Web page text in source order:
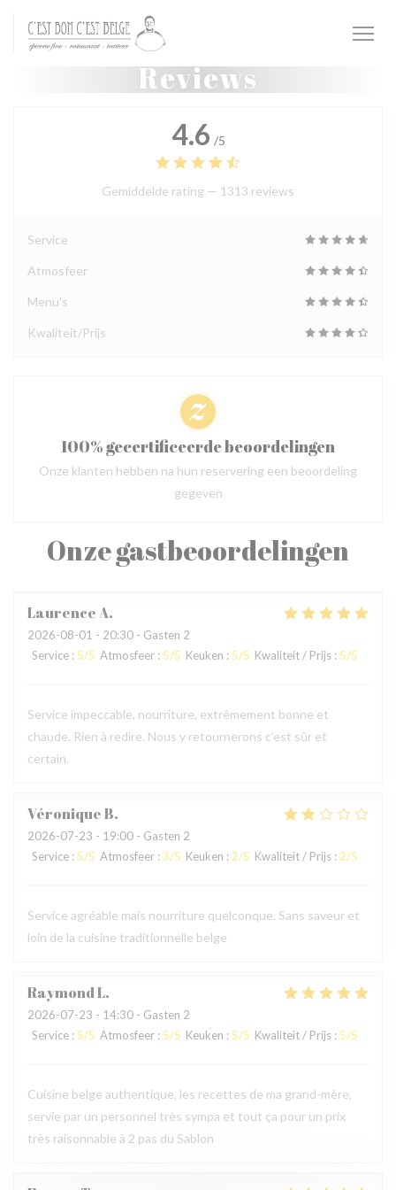
Reviews
Onze gastbeoordelingen
LaurenceA
2026-08-01 - 20:30 - Gasten 2
Service : 5/5 Atmosfeer : 5/5 Keuken : 5/5 Kwaliteit / Prijs : 5/5
Service impeccable, nourriture, extrêmement bonne et
chaude. Rien à redire. Nous y retournerons c’est sûr et
certain.
VéroniqueB
2026-07-23 - 19:00 - Gasten 2
Service : 5/5 Atmosfeer : 3/5 Keuken : 2/5 Kwaliteit / Prijs : 2/5
Service agréable mais nourriture quelconque. Sans saveur et
loin de la cuisine traditionnelle belge
RaymondL
2026-07-23 - 14:30 - Gasten 2
Service : 5/5 Atmosfeer : 5/5 Keuken : 5/5 Kwaliteit / Prijs : 5/5
Cuisine belge authentique, les recettes de ma grand-mère,
servie par un personnel très sympa et tout ça pour un prix
très raisonnable à 2 pas du Sablon
4.6 /5
Gemiddelde rating — 1313 reviews
Service
Atmosfeer
Menu's
Kwaliteit/Prijs
100% gecertificeerde beoordelingen
Onze klanten hebben na hun reservering een beoordeling
gegeven